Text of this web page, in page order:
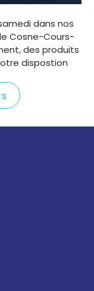
dans nos
Cosne-Cours-
des produits
dispostion